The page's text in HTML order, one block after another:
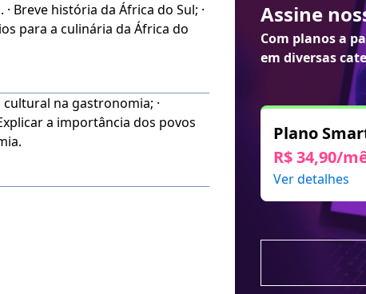
é ideal para estudantes
pesquisadores,chefs ,
em aprofundar seus
um iniciante ou um
valiosos que podem ser
cores em alto-
mediante a Língua Brasileira
minha conta do lado direito
para a culinária da África do
na gastronomia; ·
a importância dos povos
Assine
Com planos a
em diversas
Plano
R$ 34,90/
Ver detalhes